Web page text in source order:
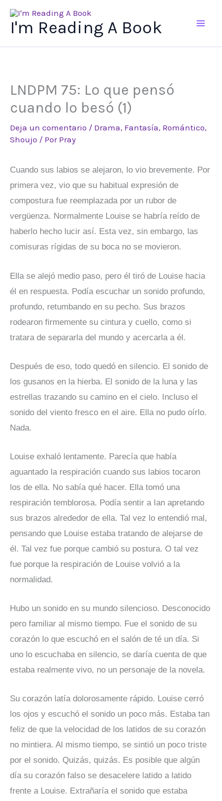
I'm Reading A Book
LNDPM 75: Lo que pensó
cuando lo besó (1)
Deja un comentario / Drama, Fantasía, Romántico,
Shoujo / Por Pray
Cuando sus labios se alejaron, lo vio brevemente. Por
primera vez, vio que su habitual expresión de
compostura fue reemplazada por un rubor de
vergüenza. Normalmente Louise se habría reído de
haberlo hecho lucir así. Esta vez, sin embargo, las
comisuras rígidas de su boca no se movieron.
Ella se alejó medio paso, pero él tiró de Louise hacia
él en respuesta. Podía escuchar un sonido profundo,
profundo, retumbando en su pecho. Sus brazos
rodearon firmemente su cintura y cuello, como si
tratara de separarla del mundo y acercarla a él.
Después de eso, todo quedó en silencio. El sonido de
los gusanos en la hierba. El sonido de la luna y las
estrellas trazando su camino en el cielo. Incluso el
sonido del viento fresco en el aire. Ella no pudo oírlo.
Nada.
Louise exhaló lentamente. Parecía que había
aguantado la respiración cuando sus labios tocaron
los de ella. No sabía qué hacer. Ella tomó una
respiración temblorosa. Podía sentir a Ian apretando
sus brazos alrededor de ella. Tal vez lo entendió mal,
pensando que Louise estaba tratando de alejarse de
él. Tal vez fue porque cambió su postura. O tal vez
fue porque la respiración de Louise volvió a la
normalidad.
Hubo un sonido en su mundo silencioso. Desconocido
pero familiar al mismo tiempo. Fue el sonido de su
corazón lo que escuchó en el salón de té un día. Si
uno lo escuchaba en silencio, se daría cuenta de que
estaba realmente vivo, no un personaje de la novela.
Su corazón latía dolorosamente rápido. Louise cerró
los ojos y escuchó el sonido un poco más. Estaba tan
feliz de que la velocidad de los latidos de su corazón
no mintiera. Al mismo tiempo, se sintió un poco triste
por el sonido. Quizás, quizás. Es posible que algún
día su corazón falso se desacelere latido a latido
frente a Louise. Extrañaría el sonido que estaba